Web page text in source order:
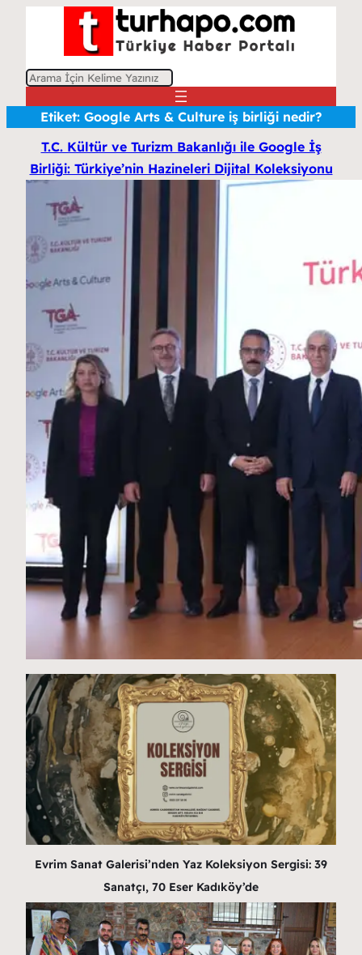
A
Etiket: Google Arts & Culture iş birliği nedir?
T.C. Kültür ve Turizm Bakanlığı ile Google İş
Birliği: Türkiye’nin Hazineleri Dijital Koleksiyonu
Evrim Sanat Galerisi’nden Yaz Koleksiyon Sergisi: 39
Sanatçı, 70 Eser Kadıköy’de